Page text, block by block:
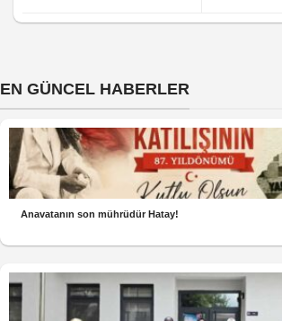
EN GÜNCEL HABERLER
Anavatanın son mührüdür Hatay!